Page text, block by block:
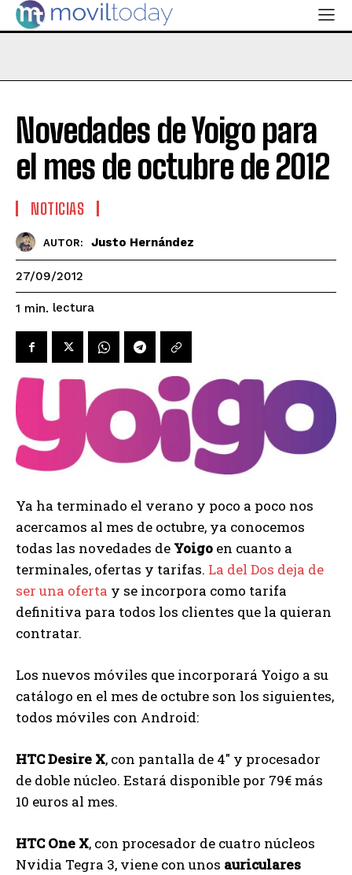
Novedades de Yoigo para
el mes de octubre de 2012
NOTICIAS
AUTOR: Justo Hernández
27/09/2012
1 min. lectura
Ya ha terminado el verano y poco a poco nos
acercamos al mes de octubre, ya conocemos
todas las novedades de Yoigo en cuanto a
terminales, ofertas y tarifas. La del Dos deja de
ser una oferta y se incorpora como tarifa
definitiva para todos los clientes que la quieran
contratar.
Los nuevos móviles que incorporará Yoigo a su
catálogo en el mes de octubre son los siguientes,
todos móviles con Android:
HTC Desire X, con pantalla de 4″ y procesador
de doble núcleo. Estará disponible por 79€ más
10 euros al mes.
HTC One X, con procesador de cuatro núcleos
Nvidia Tegra 3, viene con unos auriculares